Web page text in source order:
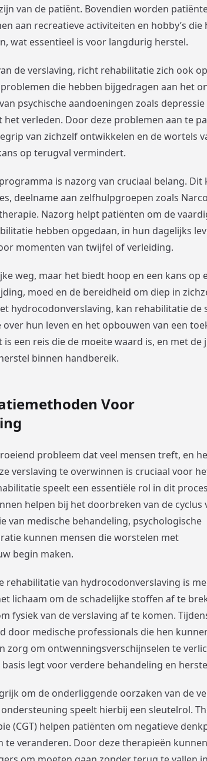
van de patiënt. Bovendien worden
aan recreatieve activiteiten en hobby’s die
wat essentieel is voor langdurig herstel.
de verslaving, richt rehabilitatie zich ook
die hebben bijgedragen aan het
psychische aandoeningen zoals
verleden. Door deze problemen aan te
van zichzelf ontwikkelen en de wortels
op terugval vermindert.
is nazorg van cruciaal belang. Dit
deelname aan zelfhulpgroepen zoals
Nazorg helpt patiënten om de
hebben opgedaan, in hun dagelijks
momenten van twijfel of verleiding.
weg, maar het biedt hoop en een kans op
moed en de bereidheid om diep in
hydrocodonverslaving, kan rehabilitatie de
hun leven en het opbouwen van een
een reis die de moeite waard is, en met de
binnen handbereik.
Voor
probleem dat veel mensen treft, en
verslaving te overwinnen is cruciaal voor
speelt een essentiële rol in dit
helpen bij het doorbreken van de cyclus
van medische behandeling, psychologische
kunnen mensen die worstelen met
begin maken.
rehabilitatie van hydrocodonverslaving is
lichaam om de schadelijke stoffen af te
fysiek van de verslaving af te komen.
door medische professionals die hen
zorg om ontwenningsverschijnselen te
legt voor verdere behandeling en
om de onderliggende oorzaken van de
speelt hierbij een sleutelrol.
(CGT) helpen patiënten om negatieve
veranderen. Door deze therapieën